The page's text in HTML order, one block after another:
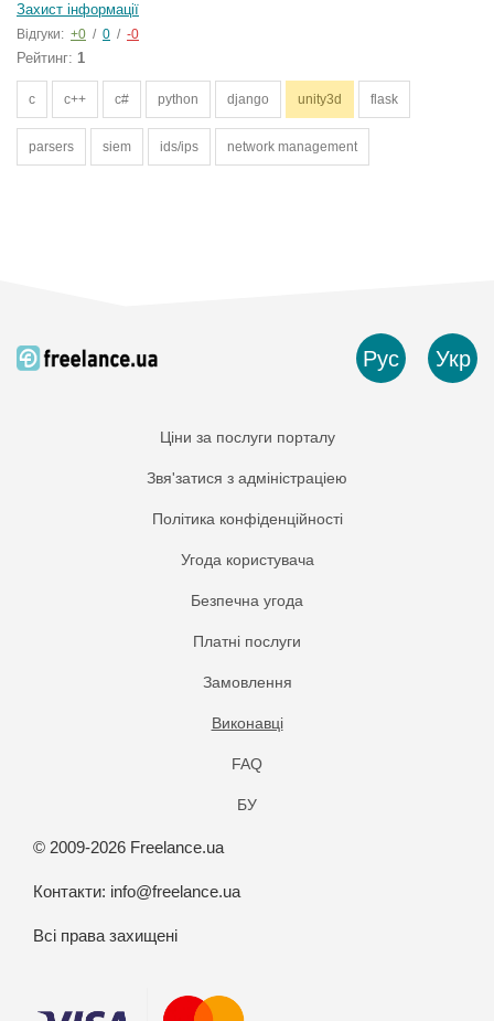
Захист інформації
Відгуки: +0 / 0 / -0
Рейтинг: 1
c c++ c# python django unity3d flask
parsers siem ids/ips network management
Рус Укр
Ціни за послуги порталу
Звя'затися з адміністраціею
Політика конфіденційності
Угода користувача
Безпечна угода
Платнi послуги
Замовлення
Виконавці
FAQ
БУ
© 2009-2026 Freelance.ua
Контакти: info@freelance.ua
Всі права захищені